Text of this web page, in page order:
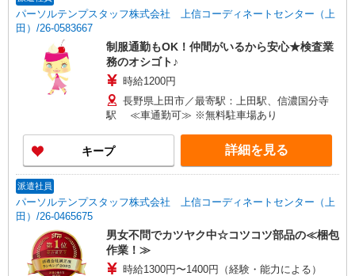
パーソルテンプスタッフ株式会社 上信コーディネートセンター（上
田）/26-0583667
制服通勤もOK！仲間がいるから安心★検査業
務のオシゴト♪
時給1200円
長野県上田市／最寄駅：上田駅、信濃国分寺
駅 ≪車通勤可≫ ※無料駐車場あり
キープ 詳細を見る
派遣社員
パーソルテンプスタッフ株式会社 上信コーディネートセンター（上
田）/26-0465675
男女不問でカツヤク中☆コツコツ部品の≪梱包
作業！≫
時給1300円〜1400円（経験・能力による）